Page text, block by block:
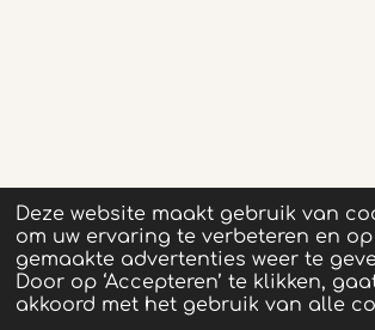
Deze website maakt gebruik van
om uw ervaring te verbeteren en
gemaakte advertenties weer te
Door op ‘Accepteren’ te klikken,
akkoord met het gebruik van alle